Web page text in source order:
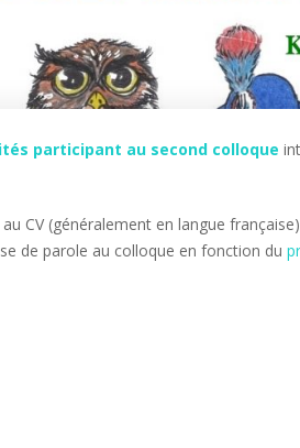
participant au second colloque
CV (généralement en langue
de parole au colloque en fonction du